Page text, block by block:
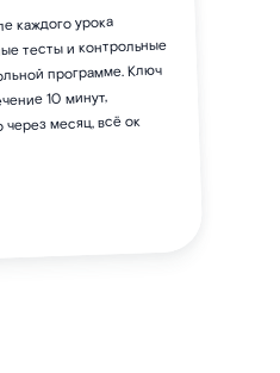
каждого урока
тесты и контрольные
программе. Ключ
10 минут,
через месяц, всё ок